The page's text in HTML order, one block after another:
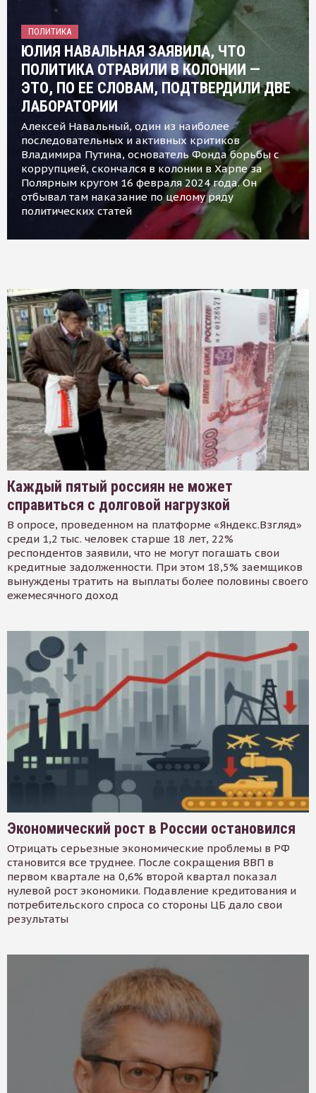
ПОЛИТИКА
ЮЛИЯ НАВАЛЬНАЯ ЗАЯВИЛА, ЧТО
ПОЛИТИКА ОТРАВИЛИ В КОЛОНИИ —
ЭТО, ПО ЕЕ СЛОВАМ, ПОДТВЕРДИЛИ ДВЕ
ЛАБОРАТОРИИ
Алексей Навальный, один из наиболее
последовательных и активных критиков
Владимира Путина, основатель Фонда борьбы с
коррупцией, скончался в колонии в Харпе за
Полярным кругом 16 февраля 2024 года. Он
отбывал там наказание по целому ряду
политических статей
Каждый пятый россиян не может
справиться с долговой нагрузкой
В опросе, проведенном на платформе «Яндекс.Взгляд»
среди 1,2 тыс. человек старше 18 лет, 22%
респондентов заявили, что не могут погашать свои
кредитные задолженности. При этом 18,5% заемщиков
вынуждены тратить на выплаты более половины своего
ежемесячного доход
Экономический рост в России остановился
Отрицать серьезные экономические проблемы в РФ
становится все труднее. После сокращения ВВП в
первом квартале на 0,6% второй квартал показал
нулевой рост экономики. Подавление кредитования и
потребительского спроса со стороны ЦБ дало свои
результаты